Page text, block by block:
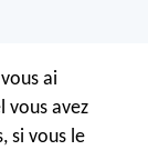
ai
vous avez
si vous le